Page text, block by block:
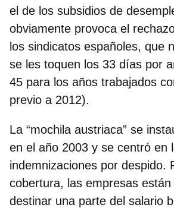
el de los subsidios de
obviamente provoca el
los sindicatos españoles, que
se les toquen los 33 días por
45 para los años trabajados
previo a 2012).
La “mochila austriaca” se
en el año 2003 y se centró en
indemnizaciones por despido.
cobertura, las empresas están
destinar una parte del salario